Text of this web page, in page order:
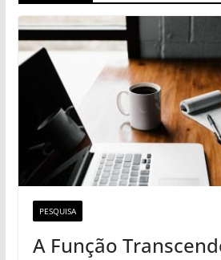
PESQUISA
A Função